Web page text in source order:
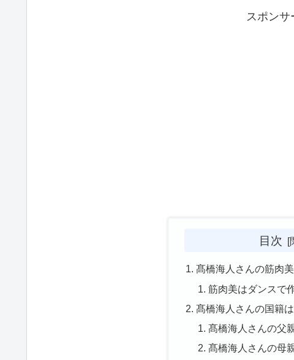
スポンサ
目次
髙橋海人さんの筋肉
筋肉美はダンスで
髙橋海人さんの国籍は
髙橋海人さんの父
髙橋海人さんの母